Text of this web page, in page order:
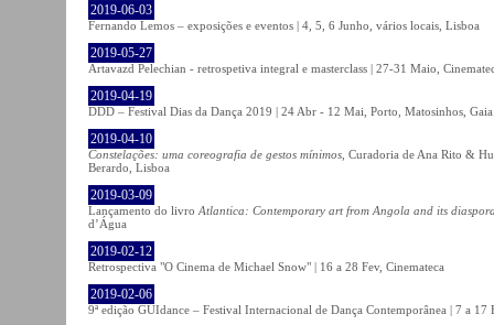
2019-06-03
Fernando Lemos – exposições e eventos | 4, 5, 6 Junho, vários locais, Lisboa
2019-05-27
Artavazd Pelechian - retrospetiva integral e masterclass | 27-31 Maio,
2019-04-19
DDD – Festival Dias da Dança 2019 | 24 Abr - 12 Mai, Porto, Matosinhos, Gaia
2019-04-10
Constelações: uma coreografia de gestos mínimos , Curadoria de Ana Rito &
Berardo, Lisboa
2019-03-09
Lançamento do livro Atlantica: Contemporary art from Angola and its
d’Água
2019-02-12
Retrospectiva "O Cinema de Michael Snow" | 16 a 28 Fev, Cinemateca
2019-02-06
9ª edição GUIdance – Festival Internacional de Dança Contemporânea | 7 a 17